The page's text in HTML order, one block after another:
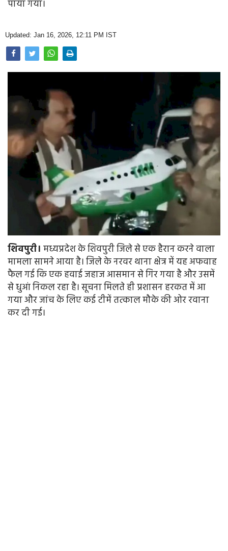
Photo Gallery
Home
पाया गया।
Updated: Jan 16, 2026, 12:11 PM IST
शिवपुरी। मध्यप्रदेश के शिवपुरी जिले से एक हैरान करने वाला
मामला सामने आया है। जिले के नरवर थाना क्षेत्र में यह अफवाह
फैल गई कि एक हवाई जहाज आसमान से गिर गया है और उसमें
से धुआं निकल रहा है। सूचना मिलते ही प्रशासन हरकत में आ
गया और जांच के लिए कई टीमें तत्काल मौके की ओर रवाना
कर दी गई।